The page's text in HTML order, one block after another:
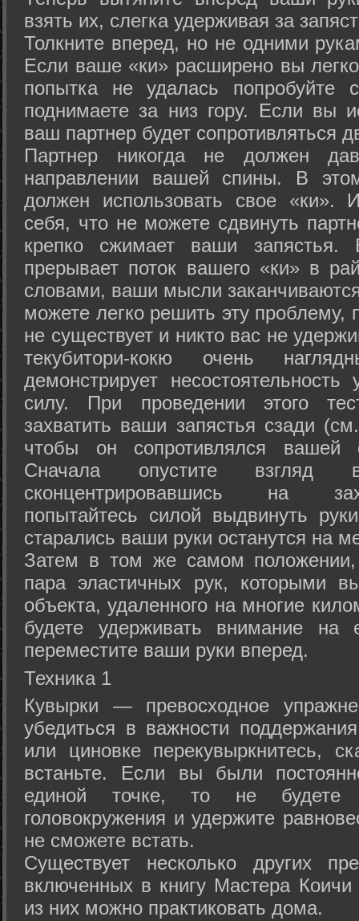
взять их, слегка удерживая за
Толкните вперед, но не одними
Если ваше «ки» расширено вы
попытка не удалась попробуйте
поднимаете за низ гору. Если вы
ваш партнер будет сопротивляться
Партнер никогда не должен
направлении вашей спины. В
должен использовать свое «ки».
себя, что не можете сдвинуть
крепко сжимает ваши запястья.
прерывает поток вашего «ки» в
словами, ваши мысли
можете легко решить эту проблему,
не существует и никто вас не
текубитори-кокю очень
демонстрирует
силу. При проведении этого
захватить ваши запястья сзади
чтобы он сопротивлялся вашей
Сначала опустите
сконцентрировавшись на
попытайтесь силой выдвинуть
старались ваши руки останутся на
Затем в том же самом положении,
пара эластичных рук, которыми
объекта, удаленного на многие
будете удерживать внимание на
переместите ваши руки вперед.
Техника 1
Кувырки — превосходное
убедиться в важности
или циновке перекувыркнитесь,
встаньте. Если вы были
единой точке, то не будете
головокружения и удержите
не сможете встать.
Существует несколько других
включенных в книгу Мастера
из них можно практиковать дома.